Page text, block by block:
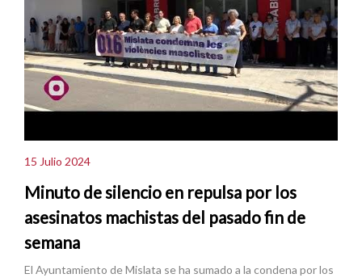
15 Julio 2024
Minuto de silencio en repulsa por los
asesinatos machistas del pasado fin de
semana
El Ayuntamiento de Mislata se ha sumado a la condena por los